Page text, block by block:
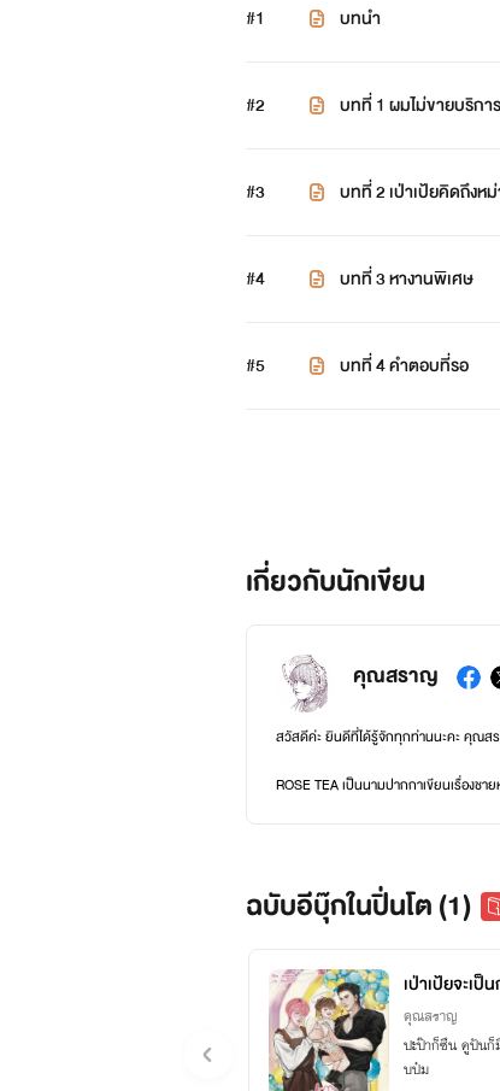
#1 บทนำ
#2 บทที่ 1 ผมไม่ขายบริการ
#3 บทที่ 2 เป่าเป้ยคิดถึงห
#4 บทที่ 3 หางานพิเศษ
#5 บทที่ 4 คำตอบที่รอ
เกี่ยวกับนักเขียน
คุณสราญ
สวัสดีค่ะ ยินดีที่ได้รู้จักทุกท่านนะคะ คุณส
ROSE TEA เป็นนามปากกาเขียนเรื่องชา
BOOMING TEA เป็นนามปากกาเขียนพีเ
หากชอบก็อย่าลืมให้กำลังใจกันนะคะ กด
ฉบับอีบุ๊กในปิ่นโต (1)
เป่าเป้ยจะเ
คุณสราญ
ปะป๊าก็ซึน คูปันก็
บป๋ม